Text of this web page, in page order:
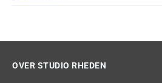
OVER STUDIO RHEDEN